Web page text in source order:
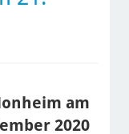
am
2020